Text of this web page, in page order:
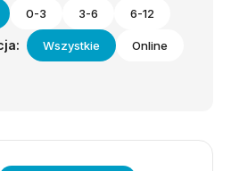
0-3 3-6 6-12
Wszystkie Online